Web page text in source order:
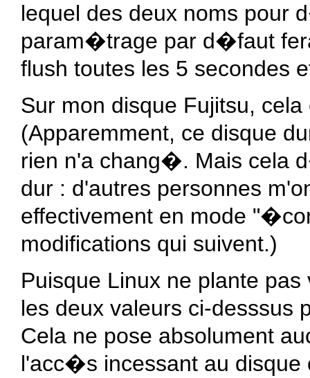
lequel des deux noms
param�trage par d�faut
flush toutes les 5 secondes
Sur mon disque Fujitsu,
(Apparemment, ce disque
rien n'a chang�. Mais cela
dur : d'autres personnes
effectivement en mode
modifications qui suivent.)
Puisque Linux ne plante
les deux valeurs ci-desssus
Cela ne pose absolument
l'acc�s incessant au disque